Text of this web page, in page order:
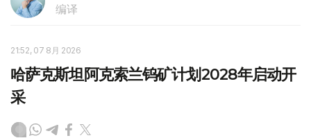
编译
21:52, 07 8月 2026
哈萨克斯坦阿克索兰钨矿计划2028年启动开
采